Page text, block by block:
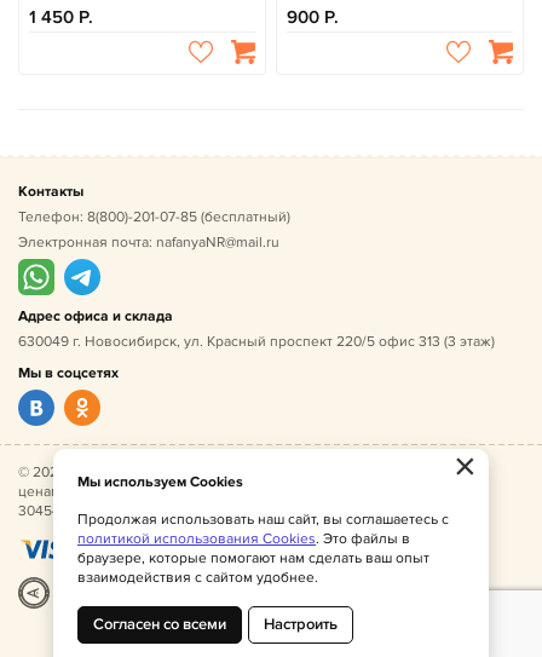
1 450 900
Контакты
Телефон: 8(800)-201-07-85 (бесплатный)
Электронная почта: nafanyaNR@mail.ru
Адрес офиса и склада
630049 г. Новосибирск, ул. Красный проспект 220/5 офис 313 (3 этаж)
Мы в соцсетях
© 2026 Нафаня — оптовые поставки детской одежды по
ценам производителя. ИНН 541005493544, ОГРН
304541027500052.
×
Мы используем Cookies
Продолжая использовать наш сайт, вы соглашаетесь с
политикой использования Cookies. Это файлы в
браузере, которые помогают нам сделать ваш опыт
взаимодействия с сайтом удобнее.
Согласен со всеми Настроить